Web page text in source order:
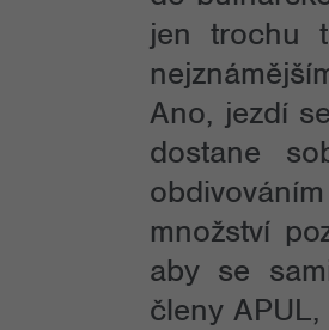
jen trochu
Ano, jezdí
dostane
množství
aby se
členy